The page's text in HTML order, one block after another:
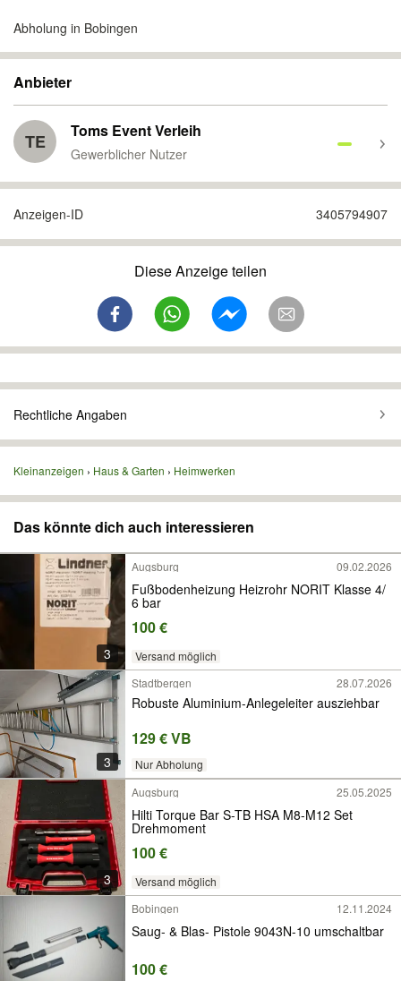
Abholung in Bobingen
Anbieter
TE Toms Event Verleih
Gewerblicher Nutzer
Anzeigen-ID 3405794907
Diese Anzeige teilen
Rechtliche Angaben
Kleinanzeigen Haus & Garten Heimwerken
Das könnte dich auch interessieren
3
Augsburg 09.02.2026
Fußbodenheizung Heizrohr NORIT Klasse 4/
6 bar
100 €
Versand möglich
3
Stadtbergen 28.07.2026
Robuste Aluminium-Anlegeleiter ausziehbar
129 € VB
Nur Abholung
3
Augsburg 25.05.2025
Hilti Torque Bar S-TB HSA M8-M12 Set
Drehmoment
100 €
Versand möglich
Bobingen 12.11.2024
Saug- & Blas- Pistole 9043N-10 umschaltbar
100 €